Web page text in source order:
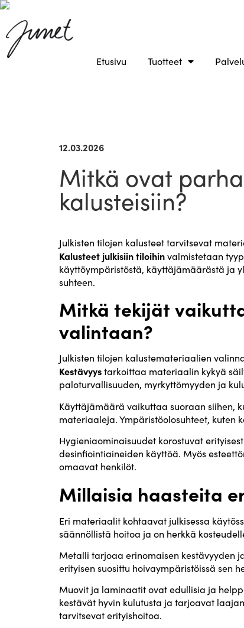
Etusivu Tuotteet
12.03.2026
Mitkä ovat
kalusteisiin?
Julkisten tilojen kalusteet tarvitsevat
Kalusteet julkisiin tiloihinvalmistetaan
käyttöympäristöstä, käyttäjämäärästä ja
suhteen.
Mitkä tekijät
valintaan?
Julkisten tilojen kalustemateriaalien
Kestävyystarkoittaa materiaalin kykyä
paloturvallisuuden, myrkyttömyyden ja
Käyttäjämäärä vaikuttaa suoraan siihen,
materiaaleja. Ympäristöolosuhteet, kuten
Hygieniaominaisuudet korostuvat
desinfiointiaineiden käyttöä. Myös
omaavat henkilöt.
Millaisia haasteita
Eri materiaalit kohtaavat julkisessa
säännöllistä hoitoa ja on herkkä
Metalli tarjoaa erinomaisen kestävyyden
erityisen suosittu hoivaympäristöissä sen
Muovit ja laminaatit ovat edullisia ja
kestävät hyvin kulutusta ja tarjoavat
tarvitsevat erityishoitoa.